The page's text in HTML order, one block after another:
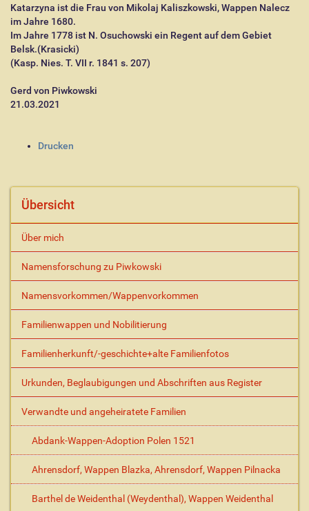
Katarzyna ist die Frau von Mikolaj Kaliszkowski, Wappen Nalecz
im Jahre 1680.
Im Jahre 1778 ist N. Osuchowski ein Regent auf dem Gebiet
Belsk.(Krasicki)
(Kasp. Nies. T. VII r. 1841 s. 207)
Gerd von Piwkowski
21.03.2021
a
e
i
i
c
e
Drucken
Übersicht
Über mich
Namensforschung zu Piwkowski
Namensvorkommen/Wappenvorkommen
Familienwappen und Nobilitierung
Familienherkunft/-geschichte+alte Familienfotos
Urkunden, Beglaubigungen und Abschriften aus Register
Verwandte und angeheiratete Familien
Abdank-Wappen-Adoption Polen 1521
Ahrensdorf, Wappen Blazka, Ahrensdorf, Wappen Pilnacka
Barthel de Weidenthal (Weydenthal), Wappen Weidenthal